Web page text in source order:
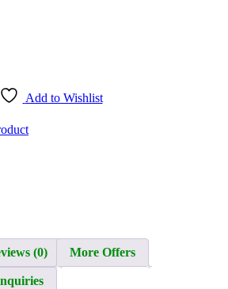
Add to Wishlist
(0) More Offers